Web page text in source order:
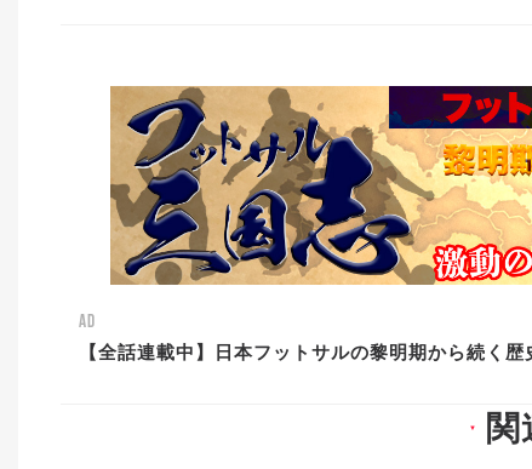
AD
【全話連載中】日本フットサルの黎明期から続く
▼ 関